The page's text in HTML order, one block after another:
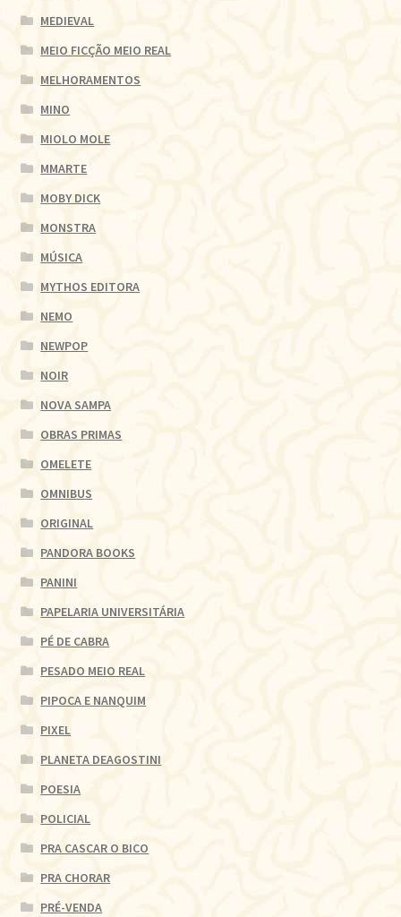
MEDIEVAL
MEIO FICÇÃO MEIO REAL
MELHORAMENTOS
MINO
MIOLO MOLE
MMARTE
MOBY DICK
MONSTRA
MÚSICA
MYTHOS EDITORA
NEMO
NEWPOP
NOIR
NOVA SAMPA
OBRAS PRIMAS
OMELETE
OMNIBUS
ORIGINAL
PANDORA BOOKS
PANINI
PAPELARIA UNIVERSITÁRIA
PÉ DE CABRA
PESADO MEIO REAL
PIPOCA E NANQUIM
PIXEL
PLANETA DEAGOSTINI
POESIA
POLICIAL
PRA CASCAR O BICO
PRA CHORAR
PRÉ-VENDA